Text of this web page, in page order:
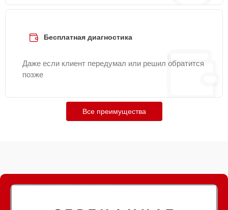
Бесплатная диагностика
Даже если клиент передумал или решил обратится
позже
Все преимущества